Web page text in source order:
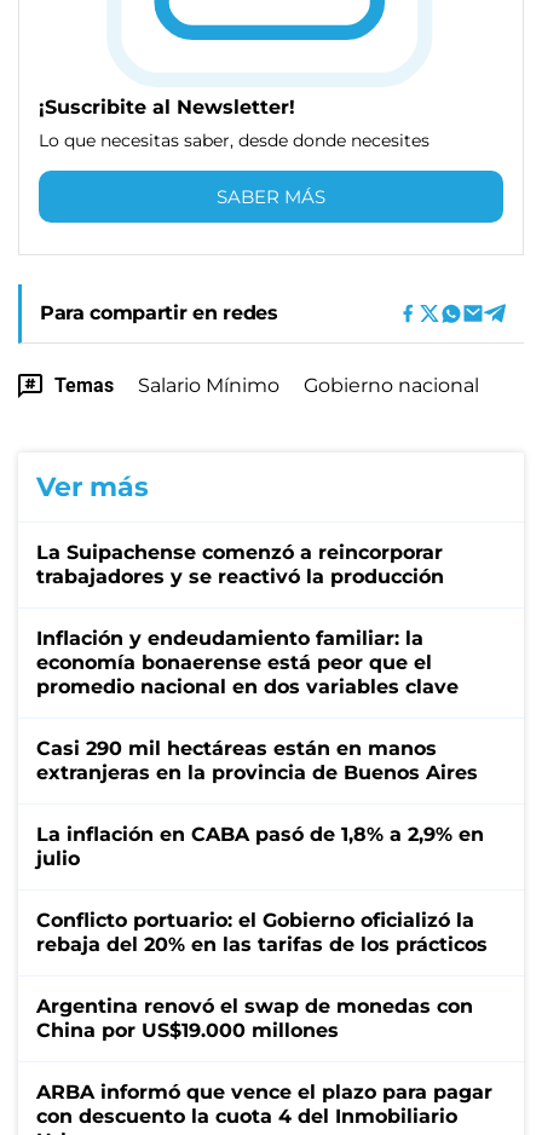
¡Suscribite al Newsletter!
Lo que necesitas saber, desde donde necesites
SABER MÁS
Para compartir en redes
Temas Salario Mínimo Gobierno nacional
Ver más
La Suipachense comenzó a reincorporar
trabajadores y se reactivó la producción
Inflación y endeudamiento familiar: la
economía bonaerense está peor que el
promedio nacional en dos variables clave
Casi 290 mil hectáreas están en manos
extranjeras en la provincia de Buenos Aires
La inflación en CABA pasó de 1,8% a 2,9% en
julio
Conflicto portuario: el Gobierno oficializó la
rebaja del 20% en las tarifas de los prácticos
Argentina renovó el swap de monedas con
China por US$19.000 millones
ARBA informó que vence el plazo para pagar
con descuento la cuota 4 del Inmobiliario